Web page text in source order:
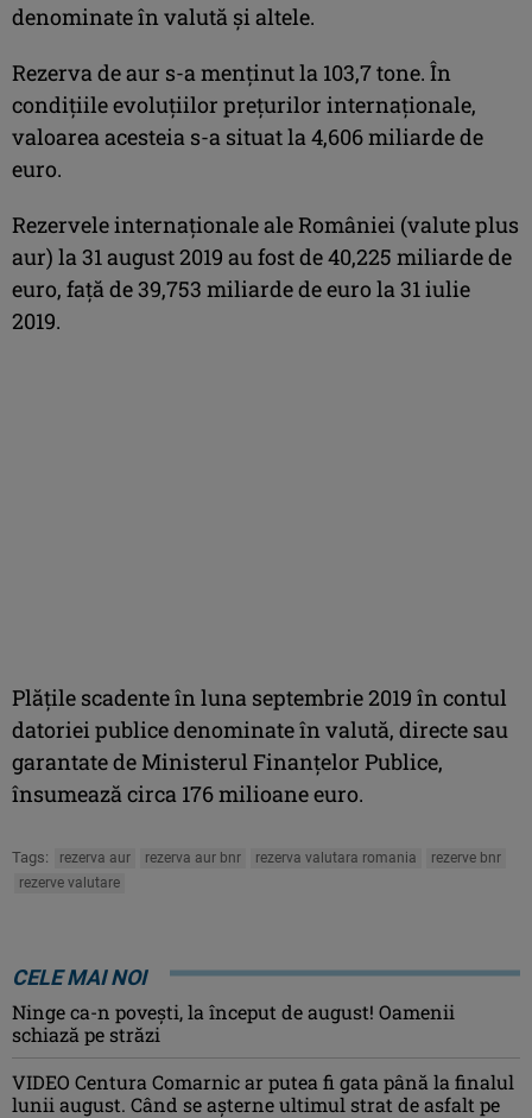
denominate în valută şi altele.
Rezerva de aur s-a menţinut la 103,7 tone. În
condiţiile evoluţiilor preţurilor internaţionale,
valoarea acesteia s-a situat la 4,606 miliarde de
euro.
Rezervele internaţionale ale României (valute plus
aur) la 31 august 2019 au fost de 40,225 miliarde de
euro, faţă de 39,753 miliarde de euro la 31 iulie
2019.
Plăţile scadente în luna septembrie 2019 în contul
datoriei publice denominate în valută, directe sau
garantate de Ministerul Finanţelor Publice,
însumează circa 176 milioane euro.
Tags: rezerva aur rezerva aur bnr rezerva valutara romania
rezerve bnr
rezerve valutare
CELE MAI NOI
Ninge ca-n povești, la început de august! Oamenii
schiază pe străzi
VIDEO Centura Comarnic ar putea fi gata până la finalul
lunii august. Când se așterne ultimul strat de asfalt pe